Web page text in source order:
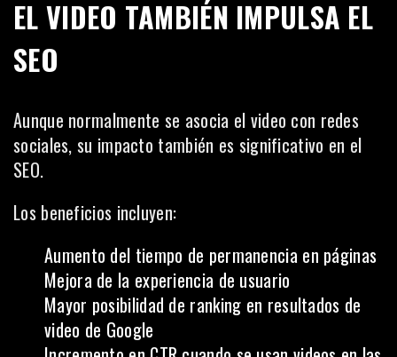
EL VIDEO TAMBIÉN IMPULSA EL
SEO
Aunque normalmente se asocia el video con redes
sociales, su impacto también es significativo en el
SEO.
Los beneficios incluyen:
Aumento del tiempo de permanencia en páginas
Mejora de la experiencia de usuario
Mayor posibilidad de ranking en resultados de
video de Google